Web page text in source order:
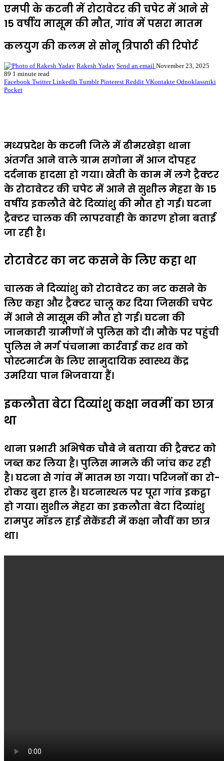
एमपी के कटनी में रोटावेटर की चपेट में आने से
15 वर्षीय मासूम की मौत, गांव में पसरा मातम
कलयुग की कलम से सोनू त्रिपाठी की रिपोर्ट
Rakesh Yadav Send an email November 23, 2025
89 1 minute read
Facebook Twitter LinkedIn Tumblr Pinterest Reddit VKontakte Odnoklassniki
Pocket
मध्यप्रदेश के कटनी जिले में ढीमरखेड़ा थाना
अंतर्गत आने वाले ग्राम सगोना में आज दोपहर
दर्दनाक हादसा हो गया। खेती के काम में लगे ट्रैक्टर
के रोटावेटर की चपेट में आने से सुशील मेहरा के 15
वर्षीय इकलौते बेटे दिव्यांशु की मौत हो गई। घटना
ट्रैक्टर चालक की लापरवाही के कारण होना बताई
जा रही है।
रोटावेटर का नट कसने के लिए कहा था
चालक ने दिव्यांशु को रोटावेटर का नट कसने के
लिए कहा और ट्रैक्टर चालू कर दिया जिसकी चपेट
में आने से मासूम की मौत हो गई। घटना की
जानकारी ग्रामीणों ने पुलिस को दी। मौके पर पहुंची
पुलिस ने मर्ग पंचनामा कार्रवाई कर शव को
पोस्टमार्टम के लिए सामुदायिक स्वास्थ्य केंद्र
उमरिया पान भिजवाया हैं।
इकलौता बेटा दिव्यांशु कक्षा नवमीं का छात्र
था
थाना प्रभारी अभिषेक चौबे ने बताया की ट्रैक्टर को
जब्त कर लिया है। पुलिस मामले की जांच कर रही
है। घटना से गांव में मातम छा गया। परिजनों का रो-
रोकर बुरा हाल है। घटनास्थल पर पूरा गांव इकट्ठा
हो गया। सुशील मेहरा का इकलौता बेटा दिव्यांशु
रामपुर मॉडल हाई सेकेंडरी में कक्षा नौवीं का छात्र
था।